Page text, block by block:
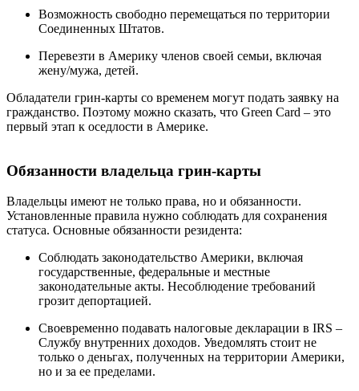
Возможность свободно перемещаться по территории
Соединенных Штатов.
Перевезти в Америку членов своей семьи, включая
жену/мужа, детей.
Обладатели грин-карты со временем могут подать заявку на
гражданство. Поэтому можно сказать, что Green Card – это
первый этап к оседлости в Америке.
Обязанности владельца грин-карты
Владельцы имеют не только права, но и обязанности.
Установленные правила нужно соблюдать для сохранения
статуса. Основные обязанности резидента:
Соблюдать законодательство Америки, включая
государственные, федеральные и местные
законодательные акты. Несоблюдение требований
грозит депортацией.
Своевременно подавать налоговые декларации в IRS –
Службу внутренних доходов. Уведомлять стоит не
только о деньгах, полученных на территории Америки,
но и за ее пределами.